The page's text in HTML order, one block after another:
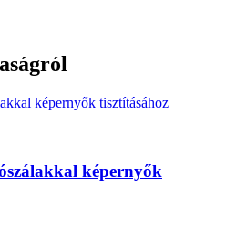
képernyők